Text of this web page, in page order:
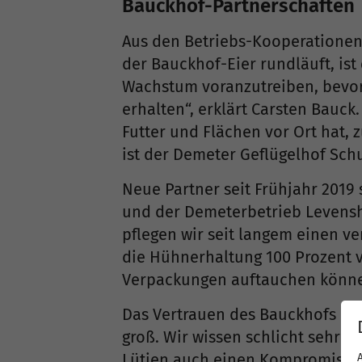
Bauckhof-Partnerschaften
Aus den Betriebs-
der Bauckhof-Eier rundläuft, ist
Wachstum voranzutreiben,
erhalten“, erklärt Carsten
Futter und Flächen vor Ort hat,
ist der Demeter Geflügelhof
Neue Partner seit Frühjahr
und der Demeterbetrieb
pflegen wir seit langem einen
die Hühnerhaltung 100 Prozent
Verpackungen auftauchen
Das Vertrauen des Bauckhofs
groß. Wir wissen schlicht sehr